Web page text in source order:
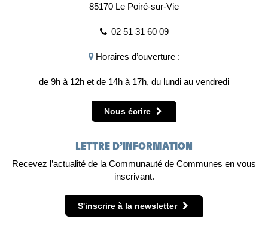
85170 Le Poiré-sur-Vie
02 51 31 60 09
Horaires d’ouverture :
de 9h à 12h et de 14h à 17h, du lundi au vendredi
Nous écrire
LETTRE D’INFORMATION
Recevez l’actualité de la Communauté de Communes en vous
inscrivant.
S'inscrire à la newsletter